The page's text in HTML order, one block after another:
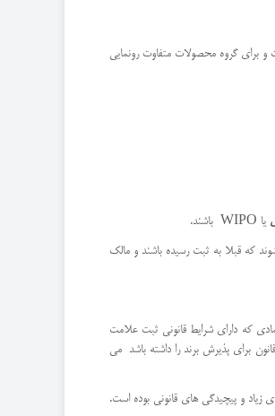
و برای گروه محصولات متفاوت رونمایی
یا WIPO باشند.
که قبلا به ثبت رسیده باشند و مالک
که دارای شرایط قانونی ثبت علامت
برای پذیرش برند را داشته باشد می
زیاد و پیچیدگی های قانونی بوده است.